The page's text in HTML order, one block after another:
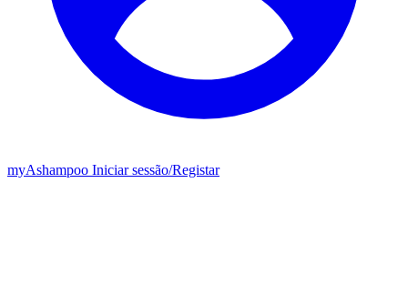
myAshampoo Iniciar sessão/Registar